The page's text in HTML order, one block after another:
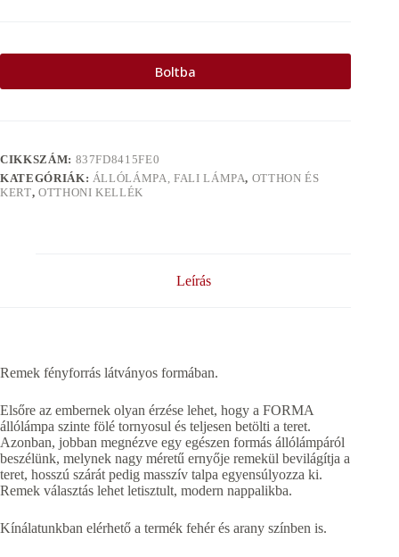
Boltba
CIKKSZÁM: 837FD8415FE0
KATEGÓRIÁK: ÁLLÓLÁMPA, FALI LÁMPA, OTTHON ÉS
KERT, OTTHONI KELLÉK
Leírás
Remek fényforrás látványos formában.
Elsőre az embernek olyan érzése lehet, hogy a FORMA
állólámpa szinte fölé tornyosul és teljesen betölti a teret.
Azonban, jobban megnézve egy egészen formás állólámpáról
beszélünk, melynek nagy méretű ernyője remekül bevilágítja a
teret, hosszú szárát pedig masszív talpa egyensúlyozza ki.
Remek választás lehet letisztult, modern nappalikba.
Kínálatunkban elérhető a termék fehér és arany színben is.